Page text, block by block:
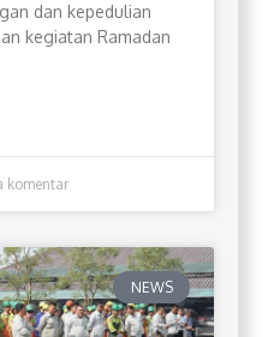
dan kepedulian
kegiatan Ramadan
komentar
NEWS